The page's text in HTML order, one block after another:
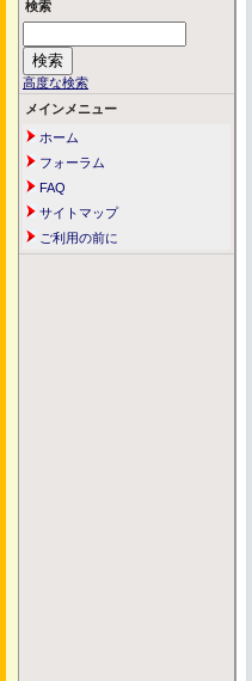
検索
高度な検索
メインメニュー
ホーム
フォーラム
FAQ
サイトマップ
ご利用の前に